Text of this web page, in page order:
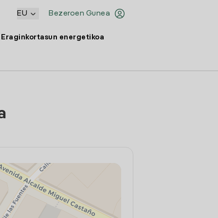
Bezeroen Gunea
EU
Eraginkortasun energetikoa